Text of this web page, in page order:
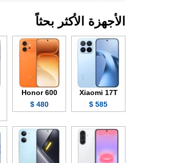
الأجهزة الأكثر بحثاً
Xiaomi 17T
585 $
Honor 600
480 $